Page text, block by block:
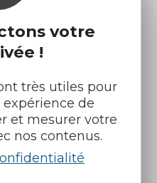
votre
!
très utiles pour
de
et mesurer votre
nos contenus.
Partenaires